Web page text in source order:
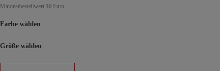
Mindestbestellwert 10 Euro
Farbe wählen
Größe wählen